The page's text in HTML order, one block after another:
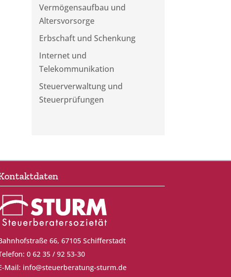
Vermögensaufbau und
Altersvorsorge
Erbschaft und Schenkung
Internet und
Telekommunikation
Steuerverwaltung und
Steuerprüfungen
66, 67105 Schifferstadt
0 62 35 / 92 53-30
Mail: info@steuerberatung-sturm.de